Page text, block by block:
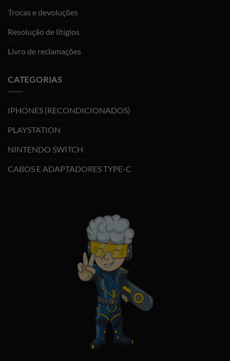
Trocas e devoluções
Resolução de litígios
Livro de reclamações
CATEGORIAS
IPHONES (RECONDICIONADOS)
PLAYSTATION
NINTENDO SWITCH
CABOS E ADAPTADORES TYPE-C